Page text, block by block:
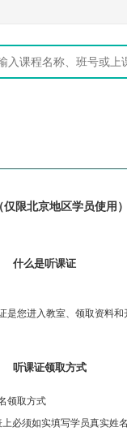
仅限北京地区学员使用
什么是听课证
是您进入教室、领取资料
听课证领取方式
领取方式
上必须如实填写学员真实姓